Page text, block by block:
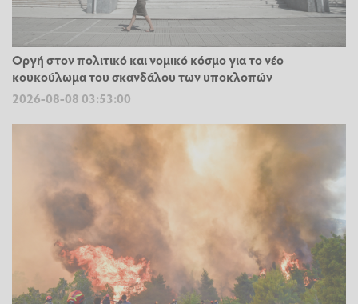
Οργή στον πολιτικό και νομικό κόσμο για το νέο
κουκούλωμα του σκανδάλου των υποκλοπών
2026-08-08 03:53:00